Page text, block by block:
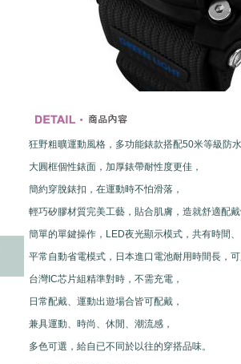
狂野粗曠運動風格，多功能錶款搭配50米等級防
大圓框個性錶面，加厚錶帶耐性度更佳，
簡約穿脫錶扣，在運動時不怕滑落，
輕巧矽膠材質完美工藝，貼合肌膚，造就舒適配
簡單的單鍵操作，LED夜光顯示模式，共有時間
平常自動省電模式，日本進口電池耐用時間長，
台灣IC芯片組精準對時，不需充電，
日常配戴、運動出遊場合皆可配戴，
兼具運動、時尚、休閒、潮流感，
多色可選，給自已不同於以往的穿搭品味。